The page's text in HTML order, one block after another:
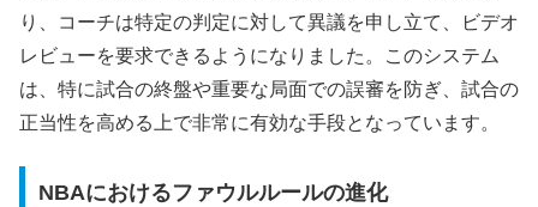
り、コーチは特定の判定に対して異議を申し立て、ビデオ
レビューを要求できるようになりました。このシステム
は、特に試合の終盤や重要な局面での誤審を防ぎ、試合の
正当性を高める上で非常に有効な手段となっています。
NBAにおけるファウルルールの進化